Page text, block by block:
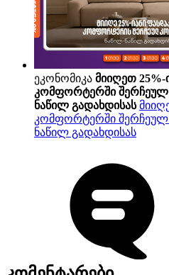
ეკონომიკა მიიღეთ
კომფორტერში შერჩეულ
ნაწილ გადახდისას
კომფორტერში შერჩეულ
ნაწილ გადახდისას